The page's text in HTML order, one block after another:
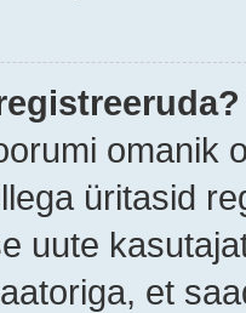
omanik
üritasid
uute
et